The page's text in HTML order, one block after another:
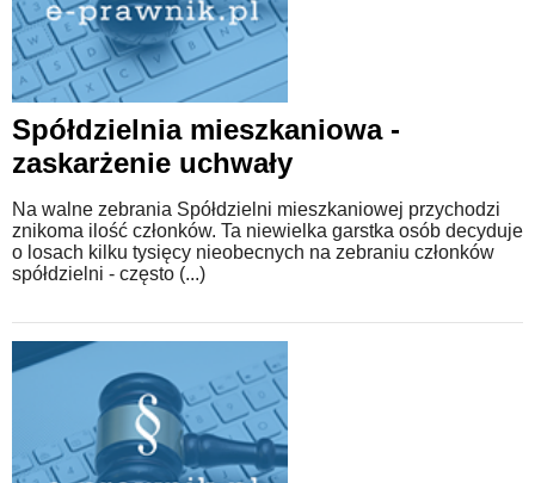
Spółdzielnia mieszkaniowa -
zaskarżenie uchwały
Na walne zebrania Spółdzielni mieszkaniowej przychodzi
znikoma ilość członków. Ta niewielka garstka osób decyduje
o losach kilku tysięcy nieobecnych na zebraniu członków
spółdzielni - często (...)